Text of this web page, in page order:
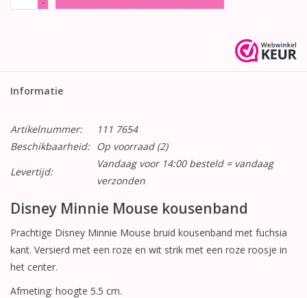
Informatie
Artikelnummer:
111 7654
Beschikbaarheid:
Op voorraad(2)
Levertijd:
Vandaag voor 14:00 besteld = vandaag
verzonden
Disney Minnie Mouse kousenband
Prachtige Disney Minnie Mouse bruid kousenband met fuchsia
kant. Versierd met een roze en wit strik met een roze roosje in
het center.
Afmeting: hoogte 5.5 cm.